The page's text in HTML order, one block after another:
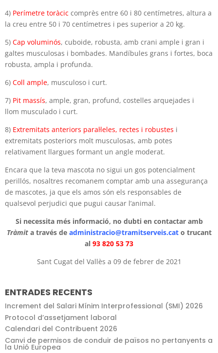
4) Perímetre toràcic comprès entre 60 i 80 centímetres, altura a
la creu entre 50 i 70 centímetres i pes superior a 20 kg.
5) Cap voluminós, cuboide, robusta, amb crani ample i gran i
galtes musculosas i bombades. Mandíbules grans i fortes, boca
robusta, ampla i profunda.
6) Coll ample, musculoso i curt.
7) Pit massís, ample, gran, profund, costelles arquejades i
llom musculado i curt.
8) Extremitats anteriors paral·leles, rectes i robustes i
extremitats posteriors molt musculosas, amb potes
relativament llargues formant un angle moderat.
Encara que la teva mascota no sigui un gos potencialment
perillós, nosaltres recomanem comptar amb una assegurança
de mascotes, ja que els amos són els responsables de
qualsevol perjudici que pugui causar l’animal.
Si necessita més informació, no dubti en contactar amb
Tràmita través de administracio@tramitserveis.cato trucant
al 93 820 53 73
Sant Cugat del Vallès a 09 de febrer de 2021
ENTRADES RECENTS
Increment del Salari Mínim Interprofessional (SMI) 2026
Protocol d’assetjament laboral
Calendari del Contribuent 2026
Canvi de permisos de conduir de països no pertanyents a
la Unió Europea